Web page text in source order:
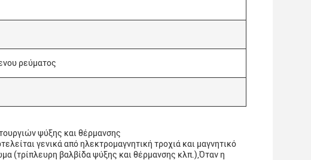
ρεύματος
ψύξης και θέρμανσης
γενικά από ηλεκτρομαγνητική τροχιά και μαγνητικό
(τρίπλευρη βαλβίδα ψύξης και θέρμανσης κλπ.),Όταν η